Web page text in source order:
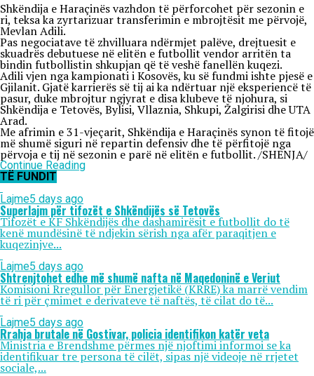
Shkëndija e Haraçinës vazhdon të përforcohet për sezonin e
ri, teksa ka zyrtarizuar transferimin e mbrojtësit me përvojë,
Mevlan Adili.
Pas negociatave të zhvilluara ndërmjet palëve, drejtuesit e
skuadrës debutuese në elitën e futbollit vendor arritën ta
bindin futbollistin shkupjan që të veshë fanellën kuqezi.
Adili vjen nga kampionati i Kosovës, ku së fundmi ishte pjesë e
Gjilanit. Gjatë karrierës së tij ai ka ndërtuar një eksperiencë të
pasur, duke mbrojtur ngjyrat e disa klubeve të njohura, si
Shkëndija e Tetovës, Bylisi, Vllaznia, Shkupi, Žalgirisi dhe UTA
Arad.
Me afrimin e 31-vjeçarit, Shkëndija e Haraçinës synon të fitojë
më shumë siguri në repartin defensiv dhe të përfitojë nga
përvoja e tij në sezonin e parë në elitën e futbollit. /SHENJA/
Continue Reading
TË FUNDIT
Lajme5 days ago
Superlajm për tifozët e Shkëndijës së Tetovës
Tifozët e KF Shkëndijës dhe dashamirësit e futbollit do të
kenë mundësinë të ndjekin sërish nga afër paraqitjen e
kuqezinjve...
Lajme5 days ago
Shtrenjtohet edhe më shumë nafta në Maqedoninë e Veriut
Komisioni Rregullor për Energjetikë (KRRE) ka marrë vendim
të ri për çmimet e derivateve të naftës, të cilat do të...
Lajme5 days ago
Rrahja brutale në Gostivar, policia identifikon katër veta
Ministria e Brendshme përmes një njoftimi informoi se ka
identifikuar tre persona të cilët, sipas një videoje në rrjetet
sociale,...